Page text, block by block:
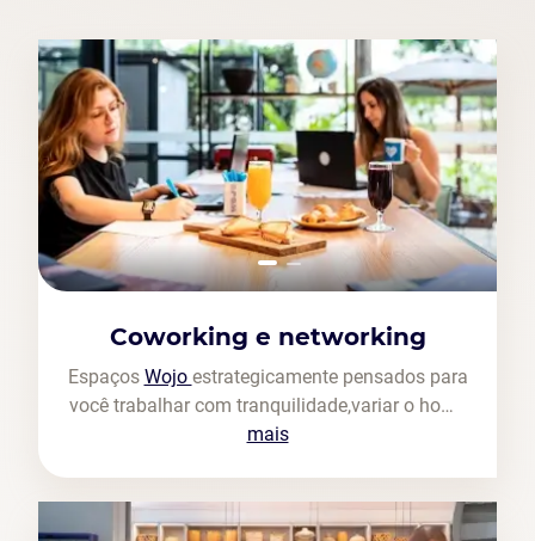
Coworking e networking
Espaços Wojo estrategicamente pensados para
você trabalhar com tranquilidade,variar o home
office e conhecer pessoas com interesses em
mais